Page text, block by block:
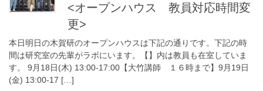
<オープンハウス 教員対応時間変
更>
本日明日の木賀研のオープンハウスは下記の通りです。下記の時
間は研究室の先輩がラボにいます。【】内は教員も在室していま
す。 9月18日(木) 13:00-17:00【大竹講師 １６時まで】9月19日
(金) 13:00-17 […]